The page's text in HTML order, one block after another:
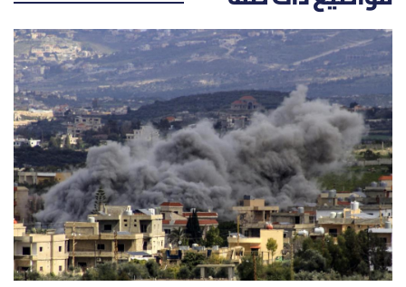
Digital solutions by